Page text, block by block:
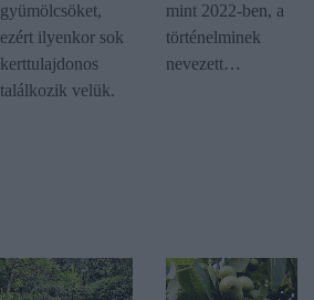
gyümölcsöket,
ezért ilyenkor sok
kerttulajdonos
találkozik velük.
mint 2022-ben, a
történelminek
nevezett…